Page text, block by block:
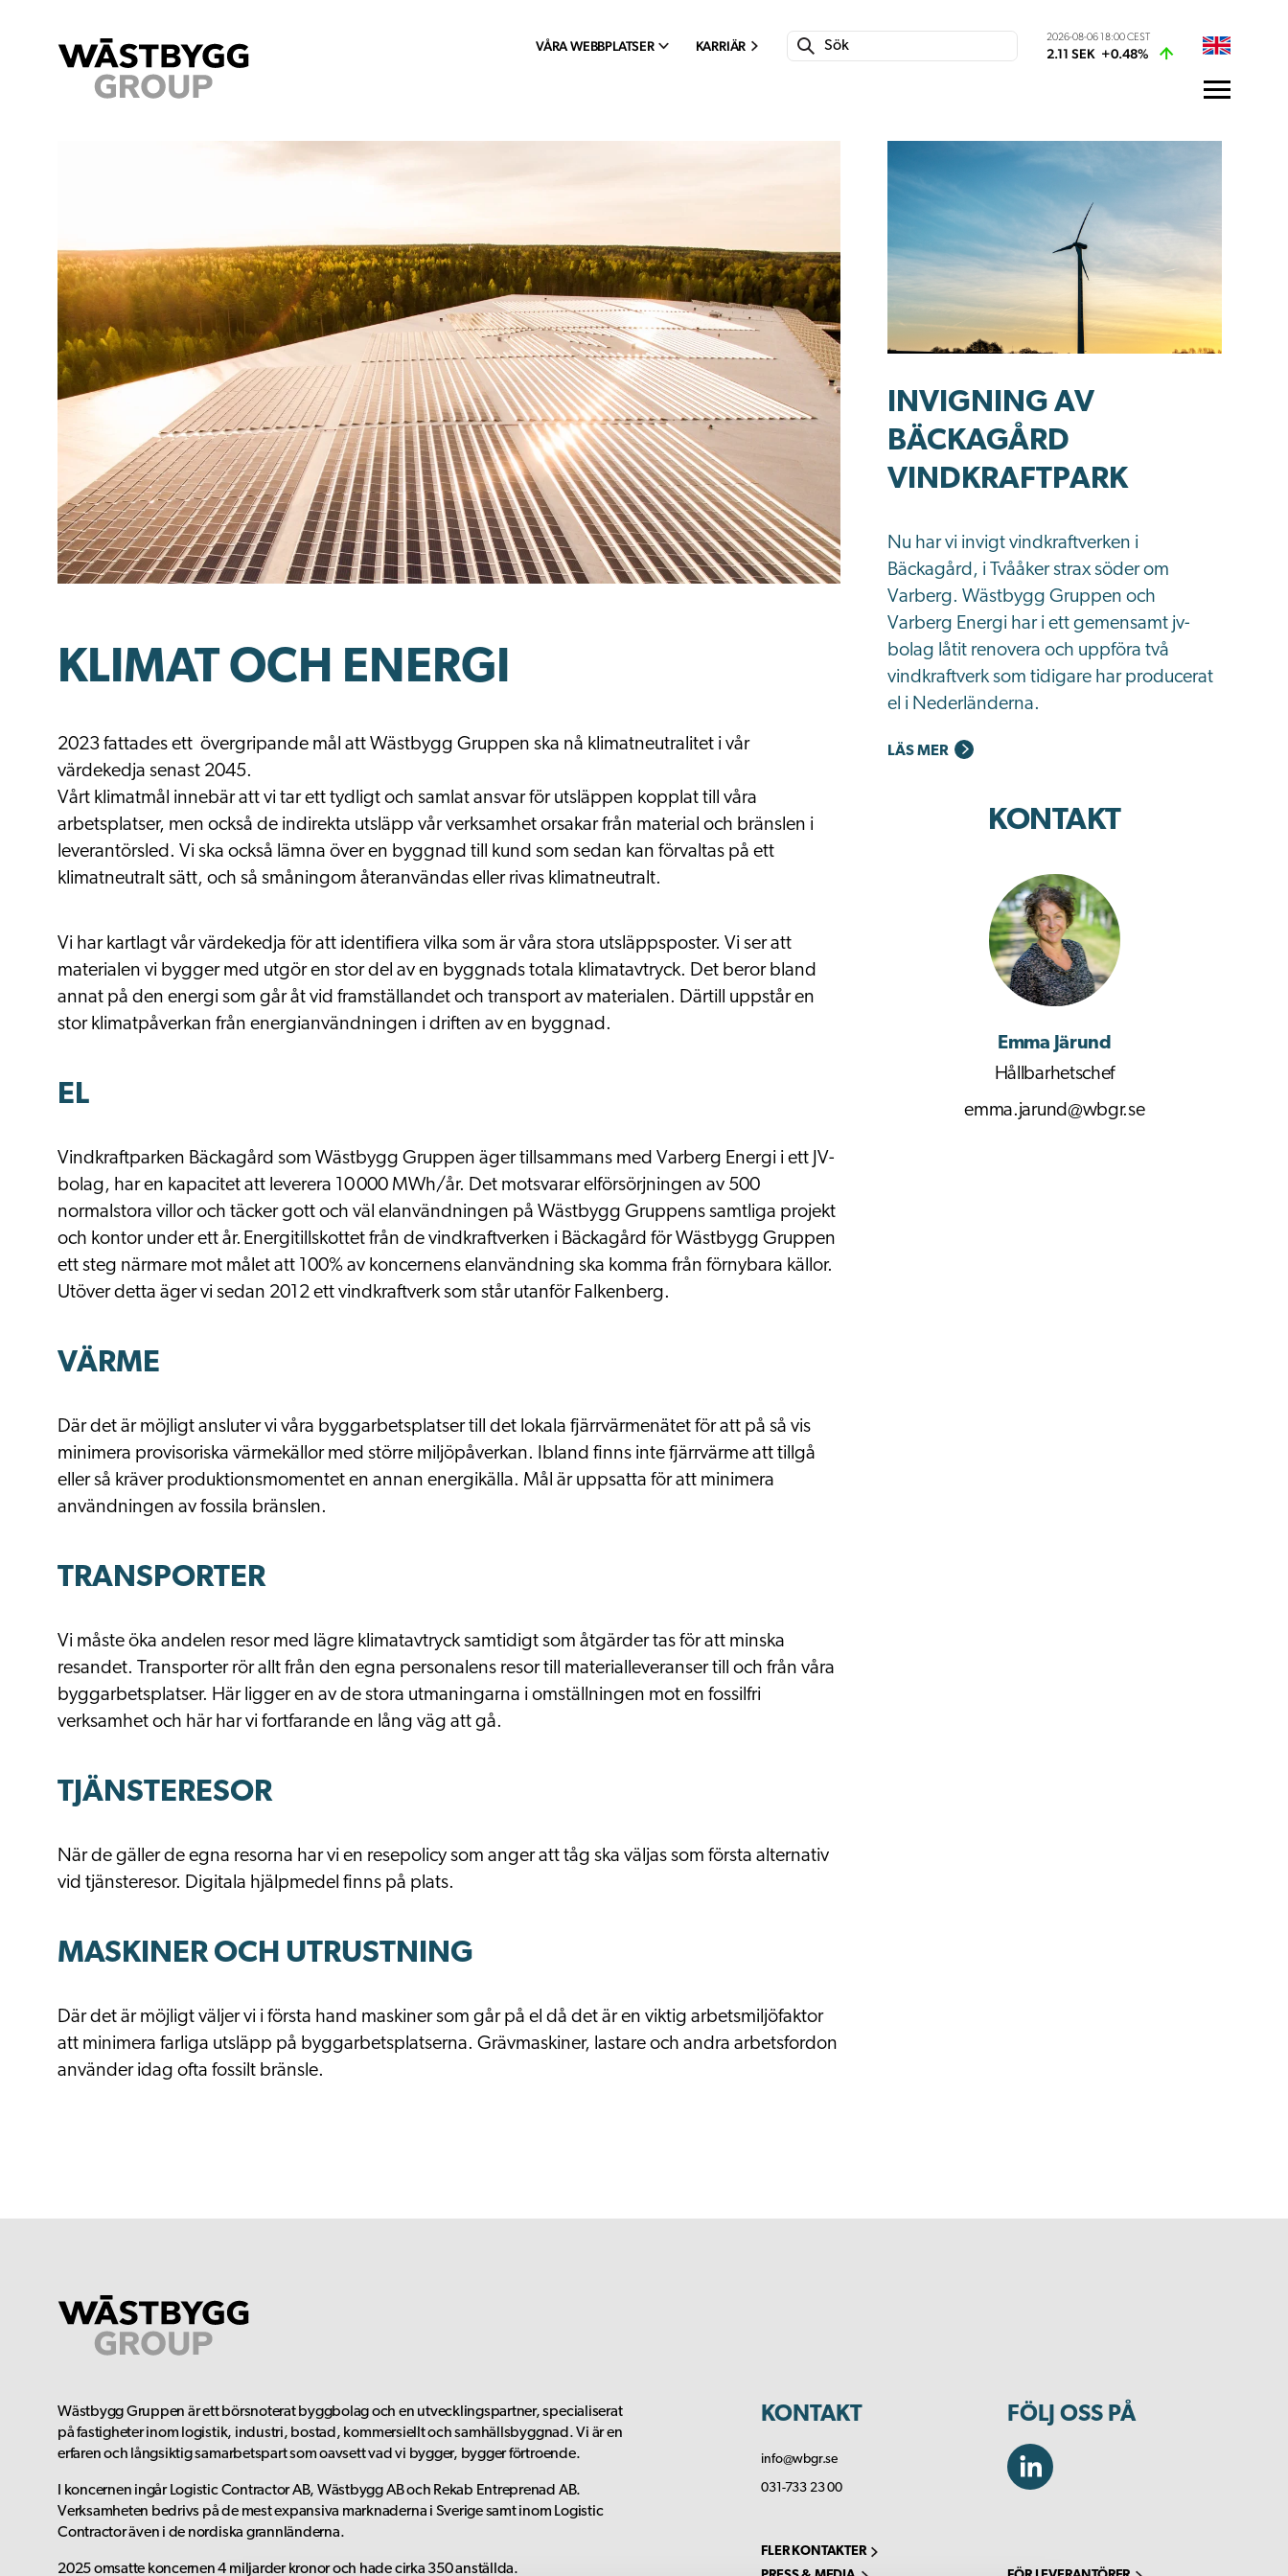
VÅRA WEBBPLATSER KARRIÄR
2026-08-06 18:00 CEST
2.11 SEK +0.48%
KLIMAT OCH ENERGI
2023 fattades ett övergripande mål att Wästbygg Gruppen ska nå klimatneutralitet i vår
värdekedja senast 2045.
Vårt klimatmål innebär att vi tar ett tydligt och samlat ansvar för utsläppen kopplat till våra
arbetsplatser, men också de indirekta utsläpp vår verksamhet orsakar från material och bränslen i
leverantörsled. Vi ska också lämna över en byggnad till kund som sedan kan förvaltas på ett
klimatneutralt sätt, och så småningom återanvändas eller rivas klimatneutralt.
Vi har kartlagt vår värdekedja för att identifiera vilka som är våra stora utsläppsposter. Vi ser att
materialen vi bygger med utgör en stor del av en byggnads totala klimatavtryck. Det beror bland
annat på den energi som går åt vid framställandet och transport av materialen. Därtill uppstår en
stor klimatpåverkan från energianvändningen i driften av en byggnad.
EL
Vindkraftparken Bäckagård som Wästbygg Gruppen äger tillsammans med Varberg Energi i ett JV-
bolag, har en kapacitet att leverera 10 000 MWh/år. Det motsvarar elförsörjningen av 500
normalstora villor och täcker gott och väl elanvändningen på Wästbygg Gruppens samtliga projekt
och kontor under ett år. Energitillskottet från de vindkraftverken i Bäckagård för Wästbygg Gruppen
ett steg närmare mot målet att 100% av koncernens elanvändning ska komma från förnybara källor.
Utöver detta äger vi sedan 2012 ett vindkraftverk som står utanför Falkenberg.
VÄRME
Där det är möjligt ansluter vi våra byggarbetsplatser till det lokala fjärrvärmenätet för att på så vis
minimera provisoriska värmekällor med större miljöpåverkan. Ibland finns inte fjärrvärme att tillgå
eller så kräver produktionsmomentet en annan energikälla. Mål är uppsatta för att minimera
användningen av fossila bränslen.
TRANSPORTER
Vi måste öka andelen resor med lägre klimatavtryck samtidigt som åtgärder tas för att minska
resandet. Transporter rör allt från den egna personalens resor till materialleveranser till och från våra
byggarbetsplatser. Här ligger en av de stora utmaningarna i omställningen mot en fossilfri
verksamhet och här har vi fortfarande en lång väg att gå.
TJÄNSTERESOR
När de gäller de egna resorna har vi en resepolicy som anger att tåg ska väljas som första alternativ
vid tjänsteresor. Digitala hjälpmedel finns på plats.
MASKINER OCH UTRUSTNING
Där det är möjligt väljer vi i första hand maskiner som går på el då det är en viktig arbetsmiljöfaktor
att minimera farliga utsläpp på byggarbetsplatserna. Grävmaskiner, lastare och andra arbetsfordon
använder idag ofta fossilt bränsle.
INVIGNING AV
BÄCKAGÅRD
VINDKRAFTPARK
Nu har vi invigt vindkraftverken i
Bäckagård, i Tvååker strax söder om
Varberg. Wästbygg Gruppen och
Varberg Energi har i ett gemensamt jv-
bolag låtit renovera och uppföra två
vindkraftverk som tidigare har producerat
el i Nederländerna.
LÄS MER
KONTAKT
Emma Järund
Hållbarhetschef
emma.jarund@wbgr.se
Wästbygg Gruppen är ett börsnoterat byggbolag och en utvecklingspartner, specialiserat
på fastigheter inom logistik, industri, bostad, kommersiellt och samhällsbyggnad. Vi är en
erfaren och långsiktig samarbetspart som oavsett vad vi bygger, bygger förtroende.
I koncernen ingår Logistic Contractor AB, Wästbygg AB och Rekab Entreprenad AB.
Verksamheten bedrivs på de mest expansiva marknaderna i Sverige samt inom Logistic
Contractor även i de nordiska grannländerna.
2025 omsatte koncernen 4 miljarder kronor och hade cirka 350 anställda.
KONTAKT
info@wbgr.se
031-733 23 00
FLER KONTAKTER
FÖLJ OSS PÅ